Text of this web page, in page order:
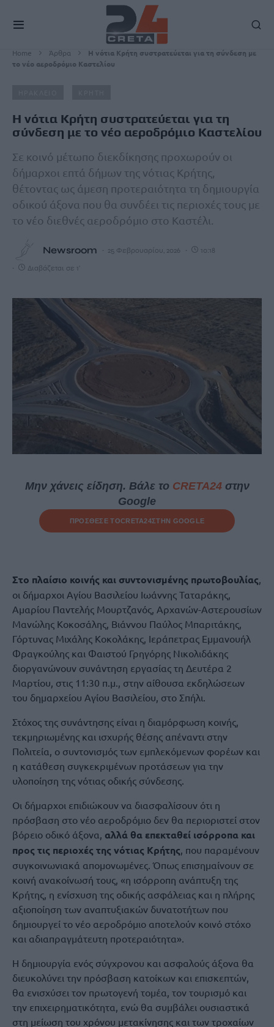
Home Άρθρα
Η νότια Κρήτη συστρατεύεται για τη σύνδεση με
το νέο αεροδρόμιο Καστελίου
Η νότια Κρήτη συστρατεύεται για τη
σύνδεση με το νέο αεροδρόμιο Καστελίου
Σε κοινό μέτωπο διεκδίκησης προχωρούν οι
δήμαρχοι επτά δήμων της νότιας Κρήτης,
θέτοντας ως άμεση προτεραιότητα τη δημιουργία
οδικού άξονα που θα συνδέει τις περιοχές τους με
το νέο διεθνές αεροδρόμιο στο Καστέλι.
Newsroom 25 Φεβρουαρίου, 2026 10:18
Διαβάζεται σε 1'
Μην χάνεις είδηση. Βάλε το CRETA24στην
Google
ΠΡΟΣΘΕΣΕ ΤΟCRETA24ΣΤΗΝ GOOGLE
Στο πλαίσιο κοινής και συντονισμένης πρωτοβουλίας,
οι δήμαρχοι Αγίου Βασιλείου Ιωάννης Ταταράκης,
Αμαρίου Παντελής Μουρτζανός, Αρχανών-Αστερουσίων
Μανώλης Κοκοσάλης, Βιάννου Παύλος Μπαριτάκης,
Γόρτυνας Μιχάλης Κοκολάκης, Ιεράπετρας Εμμανουήλ
Φραγκούλης και Φαιστού Γρηγόρης Νικολιδάκης
διοργανώνουν συνάντηση εργασίας τη Δευτέρα 2
Μαρτίου, στις 11:30 π.μ., στην αίθουσα εκδηλώσεων
του δημαρχείου Αγίου Βασιλείου, στο Σπήλι.
Στόχος της συνάντησης είναι η διαμόρφωση κοινής,
τεκμηριωμένης και ισχυρής θέσης απέναντι στην
Πολιτεία, ο συντονισμός των εμπλεκόμενων φορέων και
η κατάθεση συγκεκριμένων προτάσεων για την
υλοποίηση της νότιας οδικής σύνδεσης.
Οι δήμαρχοι επιδιώκουν να διασφαλίσουν ότι η
πρόσβαση στο νέο αεροδρόμιο δεν θα περιοριστεί στον
βόρειο οδικό άξονα, αλλά θα επεκταθεί ισόρροπα και
προς τις περιοχές της νότιας Κρήτης, που παραμένουν
συγκοινωνιακά απομονωμένες. Όπως επισημαίνουν σε
κοινή ανακοίνωσή τους, «η ισόρροπη ανάπτυξη της
Κρήτης, η ενίσχυση της οδικής ασφάλειας και η πλήρης
αξιοποίηση των αναπτυξιακών δυνατοτήτων που
δημιουργεί το νέο αεροδρόμιο αποτελούν κοινό στόχο
και αδιαπραγμάτευτη προτεραιότητα».
Η δημιουργία ενός σύγχρονου και ασφαλούς άξονα θα
διευκολύνει την πρόσβαση κατοίκων και επισκεπτών,
θα ενισχύσει τον πρωτογενή τομέα, τον τουρισμό και
την επιχειρηματικότητα, ενώ θα συμβάλει ουσιαστικά
στη μείωση του χρόνου μετακίνησης και των τροχαίων